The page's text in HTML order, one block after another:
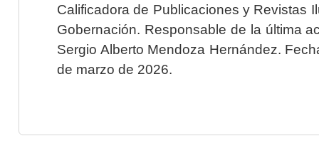
Calificadora de Publicaciones y Revistas
Gobernación. Responsable de la última
Sergio Alberto Mendoza Hernández.
de marzo de 2026.